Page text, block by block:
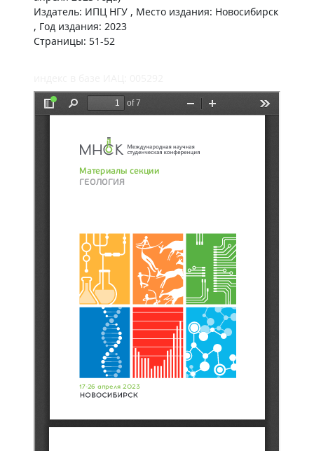
Издатель: ИПЦ НГУ , Место издания: Новосибирск
, Год издания: 2023
Страницы: 51-52